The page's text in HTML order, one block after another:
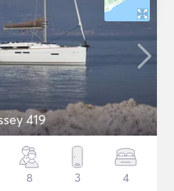
419
8 3 4